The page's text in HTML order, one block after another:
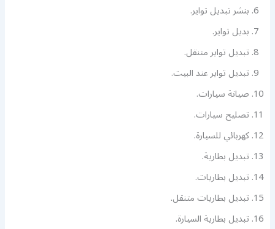
بنشر تبديل تواير.
بديل تواير.
تبديل تواير متنقل.
تبديل تواير عند البيت.
صيانة سيارات.
تصليح سيارات.
كهربائي للسيارة.
تبديل بطارية.
تبديل بطاريات.
تبديل بطاريات متنقل.
تبديل بطارية السيارة.